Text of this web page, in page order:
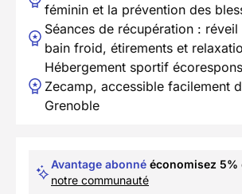
féminin et la prévention des
Séances de récupération : réveil
bain froid, étirements et
Hébergement sportif
Zecamp, accessible facilement
Grenoble
Avantage abonné économisez 5%
notre communauté